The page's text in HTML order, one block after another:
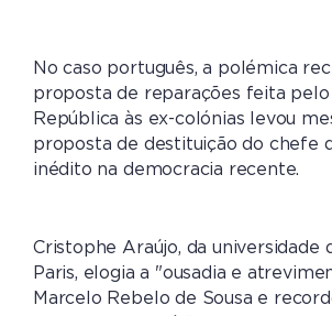
No caso português, a polémica
proposta de reparações feita pelo
República às ex-colónias levou
proposta de destituição do chefe
inédito na democracia recente.
Cristophe Araújo, da universidade
Paris, elogia a "ousadia e
Marcelo Rebelo de Sousa e